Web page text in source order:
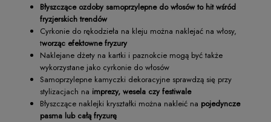
Błyszczące ozdoby samoprzylepne do włosów to hit wśród
fryzjerskich trendów
Cyrkonie do rękodzieła na kleju można naklejać na włosy,
tworząc efektowne fryzury
Naklejane dżety na kartki i paznokcie mogą być także
wykorzystane jako cyrkonie do włosów
Samoprzylepne kamyczki dekoracyjne sprawdzą się przy
stylizacjach na imprezy, wesela czy festiwale
Błyszczące naklejki kryształki można nakleić na pojedyncze
pasma lub całą fryzurę